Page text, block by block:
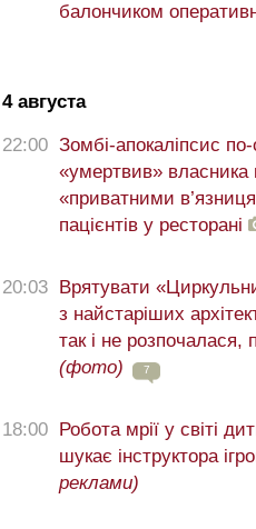
балончиком
4 августа
22:00 Зомбі-апокаліпсис
«умертвив» власника
«приватними
пацієнтів у ресторані
20:03 Врятувати
з найстаріших
так і не розпочалася,
(фото)
7
18:00 Робота мрії у світі
шукає інструктора
реклами)